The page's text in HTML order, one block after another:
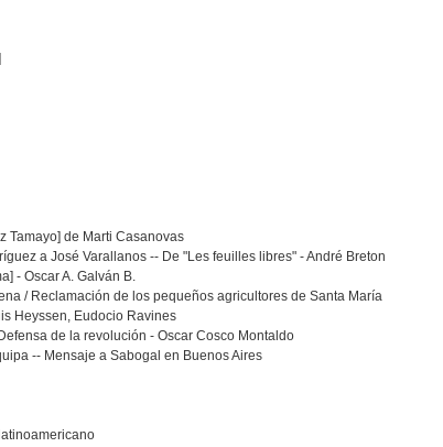
Tamayo] de Marti Casanovas
a José Varallanos -- De "Les feuilles libres" - André Breton
- Oscar A. Galván B.
/ Reclamación de los pequeños agricultores de Santa María
Heyssen, Eudocio Ravines
de la revolución - Oscar Cosco Montaldo
-- Mensaje a Sabogal en Buenos Aires